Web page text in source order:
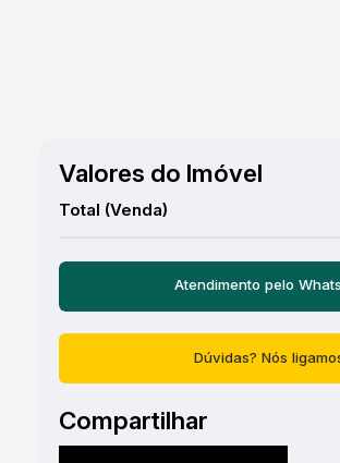
Valores do Imóvel
Atendimento pelo
Dúvidas? Nós
Compartilhar